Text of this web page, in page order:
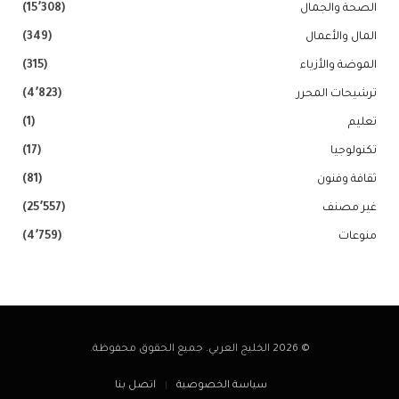
الصحة والجمال (15٬308)
المال والأعمال (349)
الموضة والأزياء (315)
ترشيحات المحرر (4٬823)
تعليم (1)
تكنولوجيا (17)
ثقافة وفنون (81)
غير مصنف (25٬557)
منوعات (4٬759)
© 2026 الخليج العربي. جميع الحقوق محفوظة.
سياسة الخصوصية اتصل بنا